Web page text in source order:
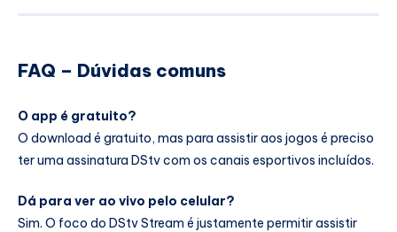
FAQ – Dúvidas comuns
O app é gratuito?
O download é gratuito, mas para assistir aos jogos é preciso
ter uma assinatura DStv com os canais esportivos incluídos.
Dá para ver ao vivo pelo celular?
Sim. O foco do DStv Stream é justamente permitir assistir